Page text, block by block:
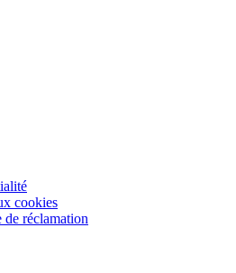
cookies
de réclamation